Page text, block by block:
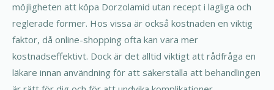
möjligheten att köpa Dorzolamid utan recept i lagliga och
reglerade former. Hos vissa är också kostnaden en viktig
faktor, då online-shopping ofta kan vara mer
kostnadseffektivt. Dock är det alltid viktigt att rådfråga en
läkare innan användning för att säkerställa att behandlingen